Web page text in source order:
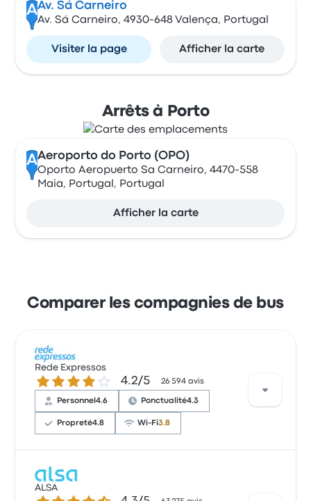
AAv. Sá Carneiro
Av. Sá Carneiro, 4930-648 Valença, Portugal
Visiter la page Afficher la carte
Arrêts à Porto
AAeroporto do Porto (OPO)
Oporto Aeropuerto Sa Carneiro, 4470-558
Maia, Portugal, Portugal
Afficher la carte
Comparer les compagnies de bus
Rede Expressos
4.2 sur 5 étoiles 4.2/5 26 594 avis
Personnel4.6 Ponctualité4.3
Propreté4.8 Wi-Fi3.8
Selon 31 avis, Rede Expressos a reçu une note de
4 étoiles pour ce trajet. Les voyageurs ont été
ALSA